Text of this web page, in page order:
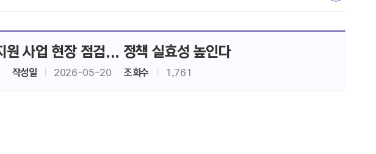
원 사업 현장 점검... 정책 실효성 높인다
작성일 2026-05-20 조회수 1,761